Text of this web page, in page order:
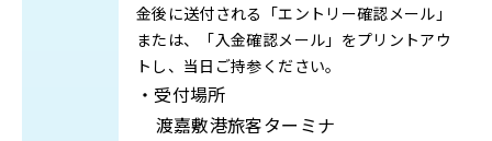
金後に送付される「エントリー確認メール」
または、「入金確認メール」をプリントアウ
トし、当日ご持参ください。
・受付場所
渡嘉敷港旅客ターミナ